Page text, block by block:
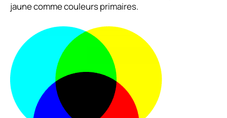
jaune comme couleurs primaires.